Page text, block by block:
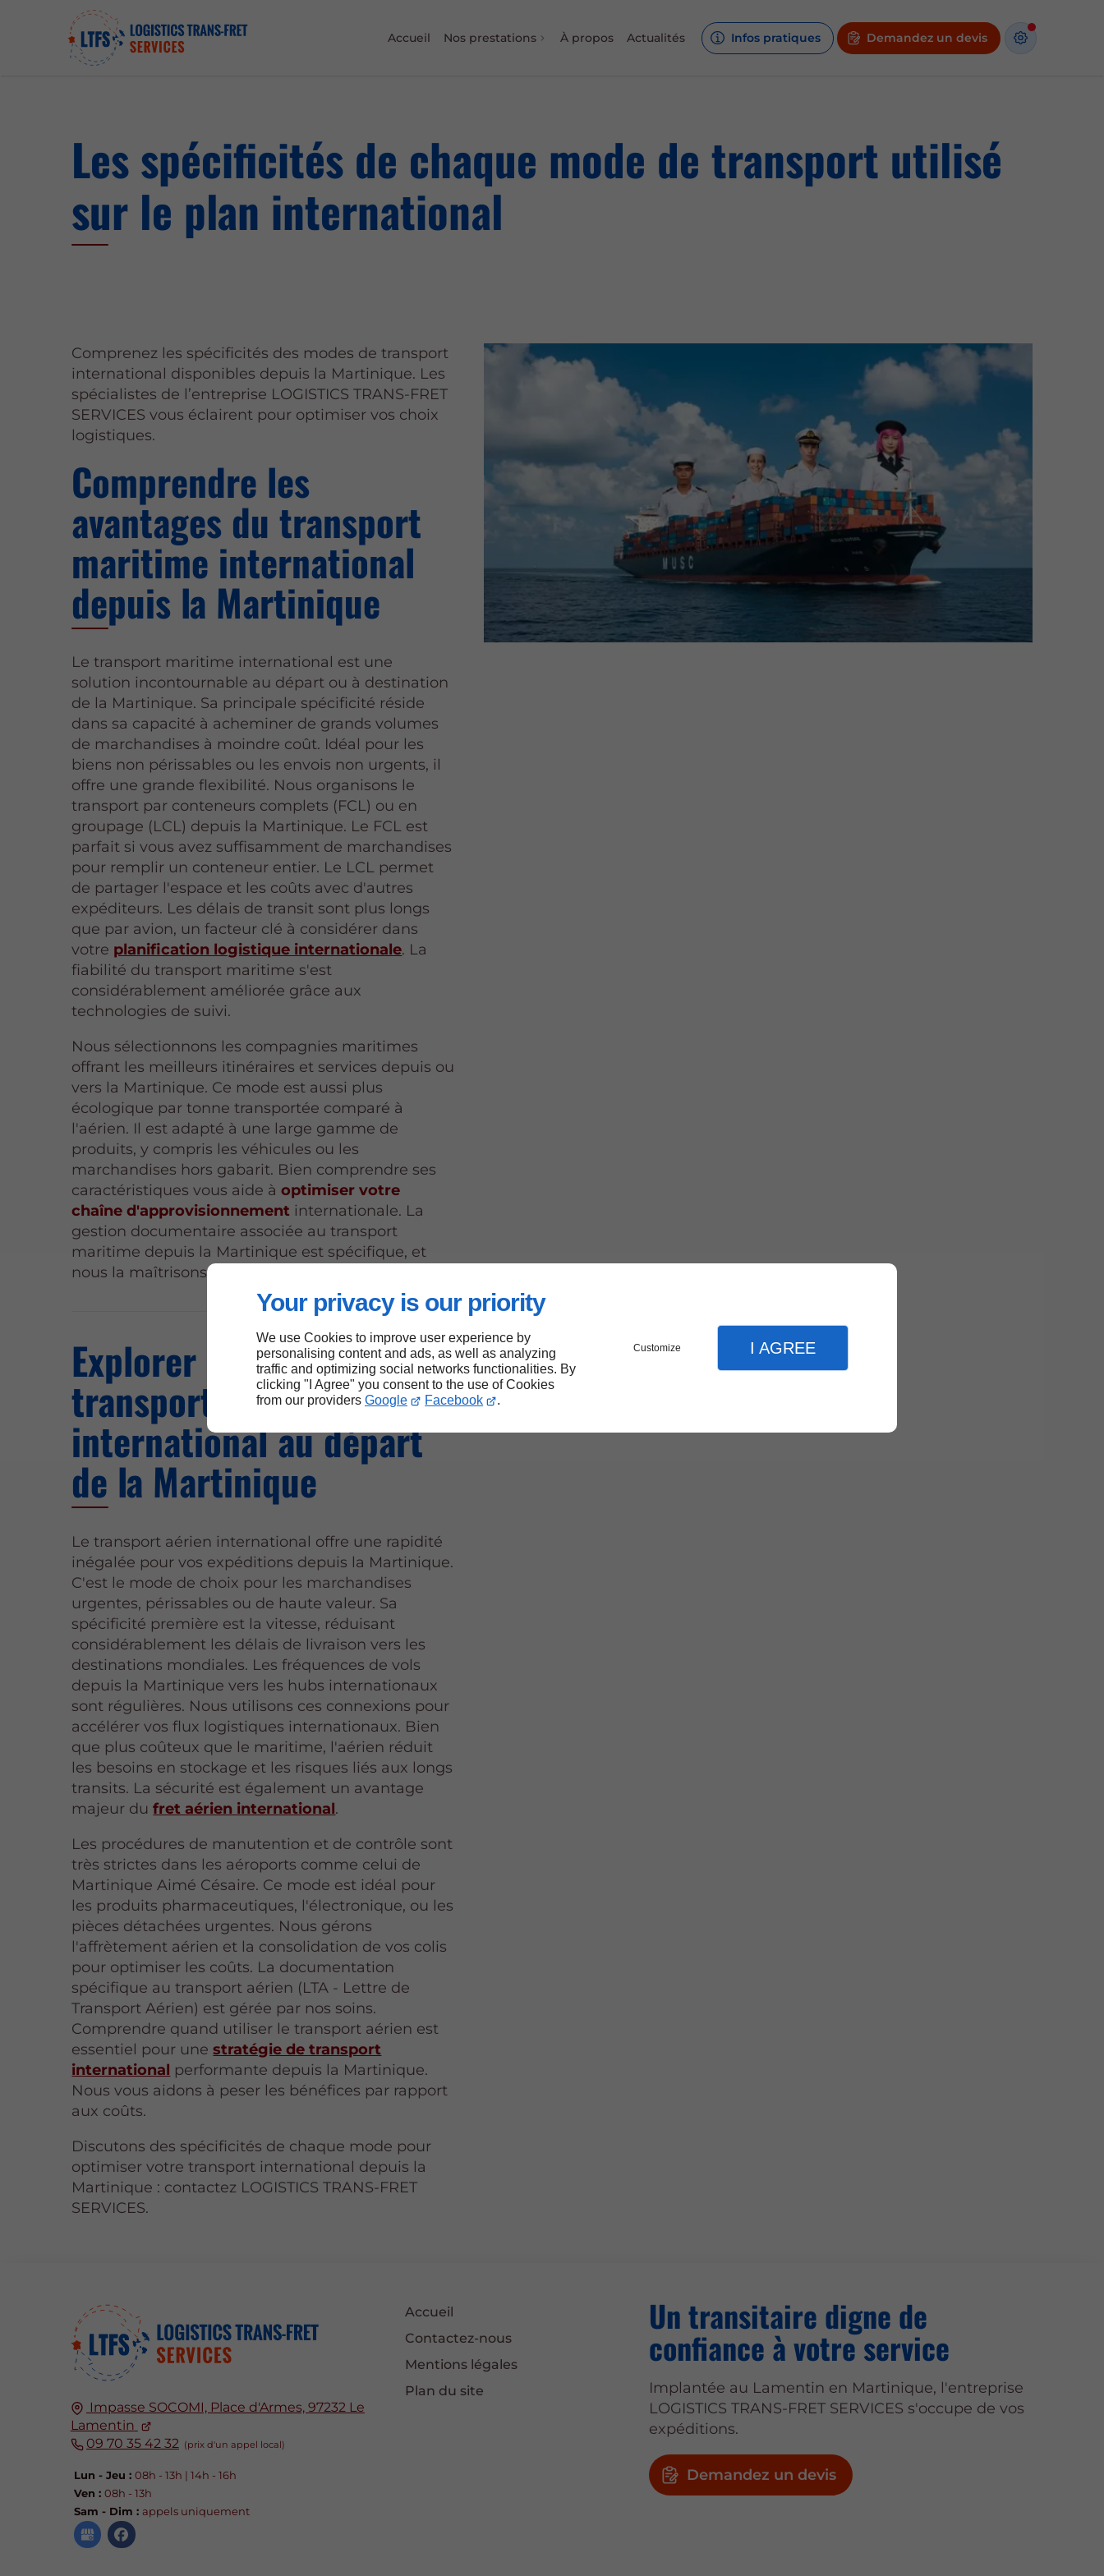
Your privacy is our priority
We use Cookies to improve user experience by
personalising content and ads, as well as analyzing
traffic and optimizing social networks functionalities. By
clicking "I Agree" you consent to the use of Cookies
from our providers Google Facebook .
Customize I AGREE
Accueil Nos prestations À propos Actualités Infos pratiques Demandez un devis
Les spécificités de chaque mode de transport utilisé
sur le plan international
Comprenez les spécificités des modes de transport
international disponibles depuis la Martinique. Les
spécialistes de l’entreprise LOGISTICS TRANS-FRET
SERVICES vous éclairent pour optimiser vos choix
logistiques.
Comprendre les
avantages du transport
maritime international
depuis la Martinique
Le transport maritime international est une
solution incontournable au départ ou à destination
de la Martinique. Sa principale spécificité réside
dans sa capacité à acheminer de grands volumes
de marchandises à moindre coût. Idéal pour les
biens non périssables ou les envois non urgents, il
offre une grande flexibilité. Nous organisons le
transport par conteneurs complets (FCL) ou en
groupage (LCL) depuis la Martinique. Le FCL est
parfait si vous avez suffisamment de marchandises
pour remplir un conteneur entier. Le LCL permet
de partager l'espace et les coûts avec d'autres
expéditeurs. Les délais de transit sont plus longs
que par avion, un facteur clé à considérer dans
votre planification logistique internationale. La
fiabilité du transport maritime s'est
considérablement améliorée grâce aux
technologies de suivi.
Nous sélectionnons les compagnies maritimes
offrant les meilleurs itinéraires et services depuis ou
vers la Martinique. Ce mode est aussi plus
écologique par tonne transportée comparé à
l'aérien. Il est adapté à une large gamme de
produits, y compris les véhicules ou les
marchandises hors gabarit. Bien comprendre ses
caractéristiques vous aide àoptimiser votre
chaîne d'approvisionnement internationale. La
gestion documentaire associée au transport
maritime depuis la Martinique est spécifique, et
nous la maîtrisons.
Explorer les atouts du
transport aérien
international au départ
de la Martinique
Le transport aérien international offre une rapidité
inégalée pour vos expéditions depuis la Martinique.
C'est le mode de choix pour les marchandises
urgentes, périssables ou de haute valeur. Sa
spécificité première est la vitesse, réduisant
considérablement les délais de livraison vers les
destinations mondiales. Les fréquences de vols
depuis la Martinique vers les hubs internationaux
sont régulières. Nous utilisons ces connexions pour
accélérer vos flux logistiques internationaux. Bien
que plus coûteux que le maritime, l'aérien réduit
les besoins en stockage et les risques liés aux longs
transits. La sécurité est également un avantage
majeur dufret aérien international.
Les procédures de manutention et de contrôle sont
très strictes dans les aéroports comme celui de
Martinique Aimé Césaire. Ce mode est idéal pour
les produits pharmaceutiques, l'électronique, ou les
pièces détachées urgentes. Nous gérons
l'affrètement aérien et la consolidation de vos colis
pour optimiser les coûts. La documentation
spécifique au transport aérien (LTA - Lettre de
Transport Aérien) est gérée par nos soins.
Comprendre quand utiliser le transport aérien est
essentiel pour unestratégie de transport
international performante depuis la Martinique.
Nous vous aidons à peser les bénéfices par rapport
aux coûts.
Discutons des spécificités de chaque mode pour
optimiser votre transport international depuis la
Martinique : contactez LOGISTICS TRANS-FRET
SERVICES.
Impasse SOCOMI, Place d'Armes, 97232 Le
Lamentin
09 70 35 42 32
Lun - Jeu : 08h - 13h | 14h - 16h
Ven : 08h - 13h
Sam - Dim : appels uniquement
Accueil
Contactez-nous
Mentions légales
Plan du site
Un transitaire digne de
confiance à votre service
Implantée au Lamentin en Martinique, l'entreprise
LOGISTICS TRANS-FRET SERVICES s'occupe de vos
expéditions.
Demandez un devis